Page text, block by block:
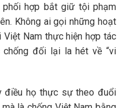
hợp bắt giữ tội phạm
Không ai gọi những hoạt
Việt Nam thực hiện hợp tác
đối lại la hét về “vi
điều họ thực sự theo đuổi